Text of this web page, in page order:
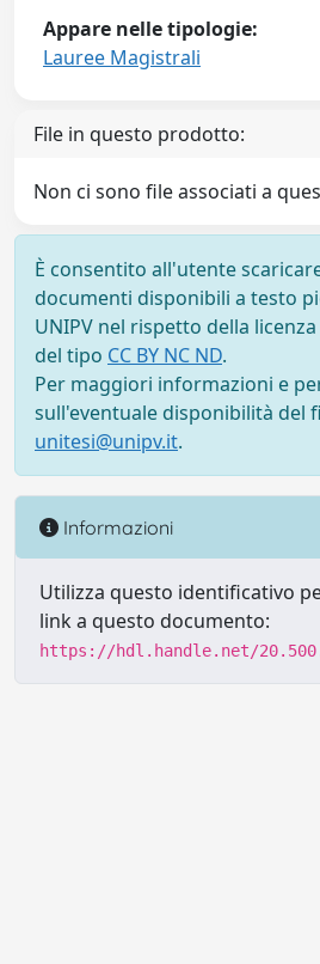
Appare nelle tipologie:
Lauree Magistrali
File in questo prodotto:
Non ci sono file associati a
È consentito all'utente
documenti disponibili a testo
UNIPV nel rispetto della
del tipo CC BY NC ND.
Per maggiori informazioni e
sull'eventuale disponibilità del
unitesi@unipv.it.
Informazioni
Utilizza questo identificativo
link a questo documento:
https://hdl.handle.net/